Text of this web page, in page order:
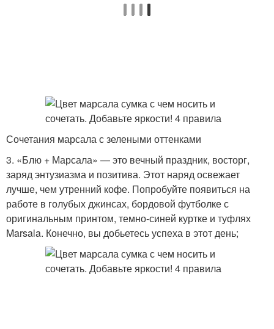
Сочетания марсала с зелеными оттенками
3. «Блю + Марсала» — это вечный праздник, восторг,
заряд энтузиазма и позитива. Этот наряд освежает
лучше, чем утренний кофе. Попробуйте появиться на
работе в голубых джинсах, бордовой футболке с
оригинальным принтом, темно-синей куртке и туфлях
Marsala. Конечно, вы добьетесь успеха в этот день;